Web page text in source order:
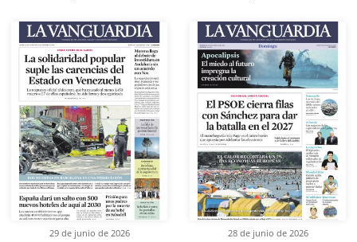
29 de junio de 2026 28 de junio de 2026